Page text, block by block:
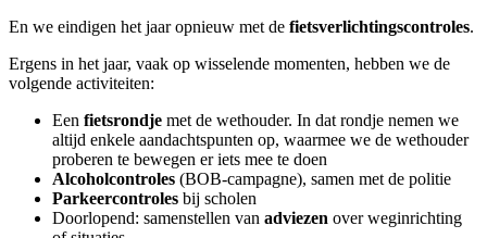
En we eindigen het jaar opnieuw met de fietsverlichtingscontroles.
Ergens in het jaar, vaak op wisselende momenten, hebben we de
volgende activiteiten:
Een fietsrondje met de wethouder. In dat rondje nemen we
altijd enkele aandachtspunten op, waarmee we de wethouder
proberen te bewegen er iets mee te doen
Alcoholcontroles (BOB-campagne), samen met de politie
Parkeercontroles bij scholen
Doorlopend: samenstellen van adviezen over weginrichting